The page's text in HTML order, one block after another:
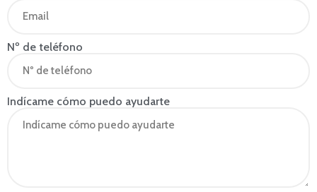
Nº de teléfono
Indícame cómo puedo ayudarte